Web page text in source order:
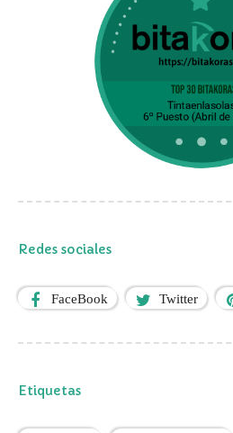
Redes sociales
FaceBook Twitter
Etiquetas